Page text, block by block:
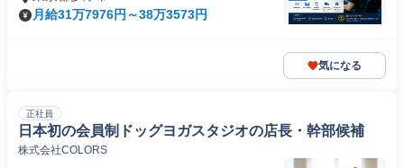
月給31万7976円～38万3573円
気になる
正社員
日本初の会員制ドッグヨガスタジオの店長・幹部候補
株式会社COLORS